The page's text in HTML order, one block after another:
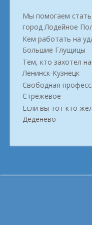
Мы помогаем
город Лодейное
Кем работать на
Большие Глущицы
Тем, кто захотел
Ленинск-Кузнецк
Свободная
Стрежевое
Если вы тот кто
Деденево